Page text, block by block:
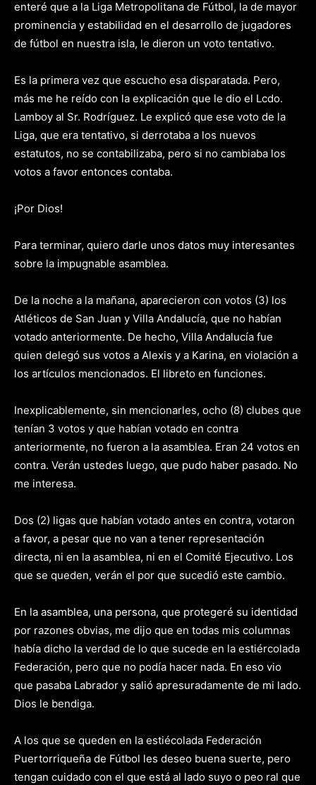
enteré que a la Liga Metropolitana de Fútbol, la de mayor
prominencia y estabilidad en el desarrollo de jugadores
de fútbol en nuestra isla, le dieron un voto tentativo.
Es la primera vez que escucho esa disparatada. Pero,
más me he reído con la explicación que le dio el Lcdo.
Lamboy al Sr. Rodríguez. Le explicó que ese voto de la
Liga, que era tentativo, si derrotaba a los nuevos
estatutos, no se contabilizaba, pero si no cambiaba los
votos a favor entonces contaba.
¡Por Dios!
Para terminar, quiero darle unos datos muy interesantes
sobre la impugnable asamblea.
De la noche a la mañana, aparecieron con votos (3) los
Atléticos de San Juan y Villa Andalucía, que no habían
votado anteriormente. De hecho, Villa Andalucía fue
quien delegó sus votos a Alexis y a Karina, en violación a
los artículos mencionados. El libreto en funciones.
Inexplicablemente, sin mencionarles, ocho (8) clubes que
tenían 3 votos y que habían votado en contra
anteriormente, no fueron a la asamblea. Eran 24 votos en
contra. Verán ustedes luego, que pudo haber pasado. No
me interesa.
Dos (2) ligas que habían votado antes en contra, votaron
a favor, a pesar que no van a tener representación
directa, ni en la asamblea, ni en el Comité Ejecutivo. Los
que se queden, verán el por que sucedió este cambio.
En la asamblea, una persona, que protegeré su identidad
por razones obvias, me dijo que en todas mis columnas
había dicho la verdad de lo que sucede en la estiércolada
Federación, pero que no podía hacer nada. En eso vio
que pasaba Labrador y salió apresuradamente de mi lado.
Dios le bendiga.
A los que se queden en la estiécolada Federación
Puertorriqueña de Fútbol les deseo buena suerte, pero
tengan cuidado con el que está al lado suyo o peo ral que